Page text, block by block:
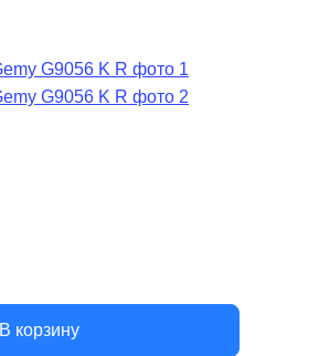
В корзину